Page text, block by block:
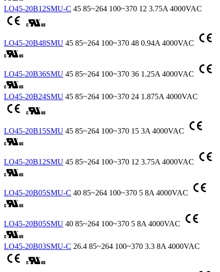
LO45-20B12SMU-C 45 85~264 100~370 12 3.75A 4000VAC
LO45-20B48SMU 45 85~264 100~370 48 0.94A 4000VAC
LO45-20B36SMU 45 85~264 100~370 36 1.25A 4000VAC
LO45-20B24SMU 45 85~264 100~370 24 1.875A 4000VAC
LO45-20B15SMU 45 85~264 100~370 15 3A 4000VAC
LO45-20B12SMU 45 85~264 100~370 12 3.75A 4000VAC
LO45-20B05SMU-C 40 85~264 100~370 5 8A 4000VAC
LO45-20B05SMU 40 85~264 100~370 5 8A 4000VAC
LO45-20B03SMU-C 26.4 85~264 100~370 3.3 8A 4000VAC